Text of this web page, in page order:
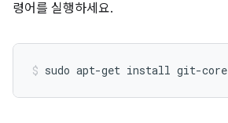
령어를 실행하세요.
sudo apt-get install git-core